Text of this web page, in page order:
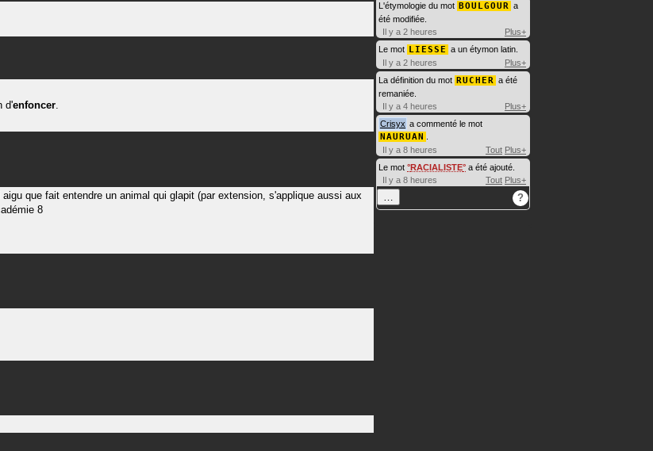
d'enfoncer.
aigu que fait entendre un animal qui glapit (par extension, s'applique aussi aux
8
L'étymologie du mot BOULGOUR a
été modifiée.
Il y a 2 heures
Plus+
Le mot LIESSE a un étymon latin.
Il y a 2 heures
Plus+
La définition du mot RUCHER a été
remaniée.
Il y a 4 heures
Plus+
Crisyx a commenté le mot
NAURUAN
Il y a 8 heures
Tout Plus+
Le mot RACIALISTE a été ajouté.
Il y a 8 heures
Tout Plus+
… ?